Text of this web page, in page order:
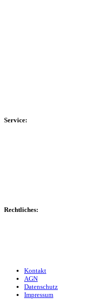
Service:
Rechtliches:
Kontakt
AGN
Datenschutz
Impressum